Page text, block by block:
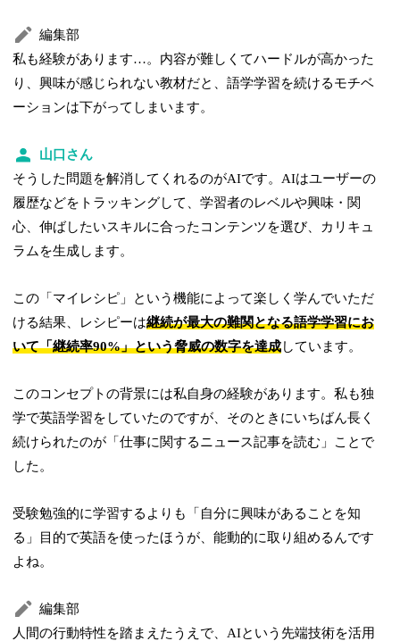
編集部
私も経験があります…。内容が難しくてハードルが高かった
り、興味が感じられない教材だと、語学学習を続けるモチベ
ーションは下がってしまいます。
山口さん
そうした問題を解消してくれるのがAIです。AIはユーザーの
履歴などをトラッキングして、学習者のレベルや興味・関
心、伸ばしたいスキルに合ったコンテンツを選び、カリキュ
ラムを生成します。
この「マイレシピ」という機能によって楽しく学んでいただ
ける結果、レシピーは継続が最大の難関となる語学学習にお
いて「継続率90%」という脅威の数字を達成しています。
このコンセプトの背景には私自身の経験があります。私も独
学で英語学習をしていたのですが、そのときにいちばん長く
続けられたのが「仕事に関するニュース記事を読む」ことで
した。
受験勉強的に学習するよりも「自分に興味があることを知
る」目的で英語を使ったほうが、能動的に取り組めるんです
よね。
編集部
人間の行動特性を踏まえたうえで、AIという先端技術を活用